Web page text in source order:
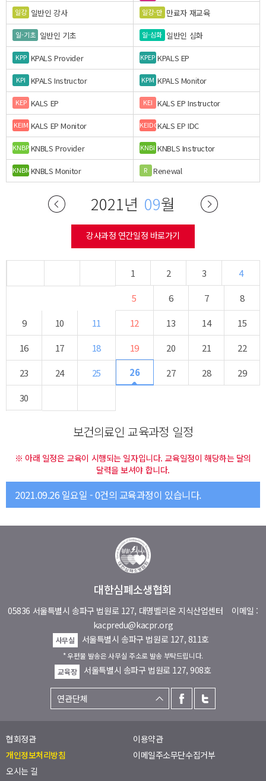
일강 일반인 강사 일강-만 만료자 재교육
일-기초 일반인 기초 일-심화 일반인 심화
KPP KPALS Provider KPEP KPALS EP
KPI KPALS Instructor KPM KPALS Monitor
KEP KALS EP KEI KALS EP Instructor
KEIM KALS EP Monitor KEIDCKALS EP IDC
KNBPKNBLS Provider KNBI KNBLS Instructor
KNBMKNBLS Monitor R Renewal
2021년 09월
강사과정 연간일정 바로가기
1 2 3
4
5
6 7
8
9
10 11 12 13 14
15
16
17 18 19 20 21
22
23
24 25 26 27 28
29
30
보건의료인 교육과정 일정
※ 아래 일정은 교육이 시행되는 일자입니다. 교육일정이 해당하는 달의
달력을 보셔야 합니다.
2021.09.26 일요일 - 0건의 교육과정이 있습니다.
대한심폐소생협회
05836 서울특별시 송파구 법원로 127, 대명벨리온 지식산업센터 이메일 :
kacpredu@kacpr.org
사무실 서울특별시 송파구 법원로 127, 811호
* 우편물 발송은 사무실 주소로 발송 부탁드립니다.
교육장
서울특별시 송파구 법원로 127, 908호
협회정관
이용약관
개인정보처리방침
이메일주소무단수집거부
오시는 길